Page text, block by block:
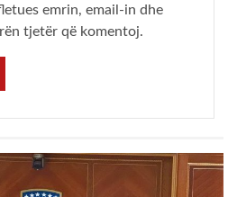
emrin, email-in dhe
tjetër që komentoj.